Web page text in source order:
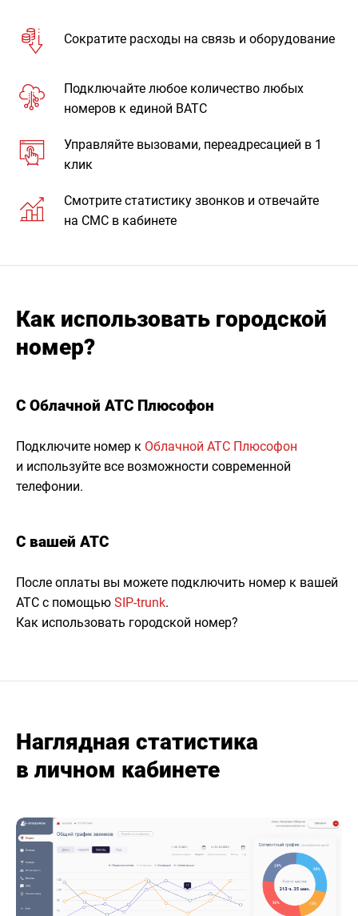
Сократите расходы на связь и оборудование
Подключайте любое количество любых
номеров к единой ВАТС
Управляйте вызовами, переадресацией в 1
клик
Смотрите статистику звонков и отвечайте
на СМС в кабинете
Как использовать городской
номер?
С Облачной АТС Плюсофон
Подключите номер к Облачной АТС Плюсофон
и используйте все возможности современной
телефонии.
С вашей АТС
После оплаты вы можете подключить номер к вашей
АТС с помощью SIP-trunk.
Как использовать городской номер?
Наглядная статистика
в личном кабинете